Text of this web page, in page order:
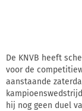
De KNVB heeft
voor de
aanstaande
hij nog geen duel